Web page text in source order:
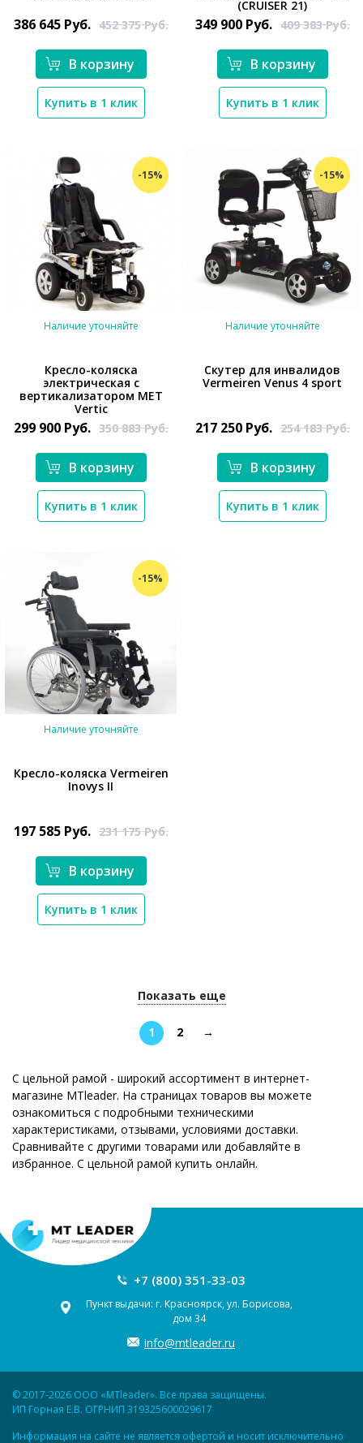
386 645 Руб. 452 375Руб.
В корзину
Купить в 1 клик
(CRUISER 21)
349 900 Руб. 409 383Руб.
В корзину
Купить в 1 клик
-15%
*}
Наличие уточняйте
Кресло-коляска
электрическая с
вертикализатором MET
Vertic
299 900 Руб. 350 883Руб.
В корзину
Купить в 1 клик
-15%
Наличие уточняйте
Скутер для инвалидов
Vermeiren Venus 4 sport
217 250 Руб. 254 183Руб.
В корзину
Купить в 1 клик
-15%
Наличие уточняйте
Кресло-коляска Vermeiren
Inovys II
197 585 Руб. 231 175Руб.
В корзину
Купить в 1 клик
Показать еще
1 2 →
С цельной рамой - широкий ассортимент в интернет-
магазине MTleader. На страницах товаров вы можете
ознакомиться с подробными техническими
характеристиками, отзывами, условиями доставки.
Сравнивайте с другими товарами или добавляйте в
избранное. С цельной рамой купить онлайн.
+7 (800) 351-33-03
Пункт выдачи: г. Красноярск, ул. Борисова,
дом 34
info@mtleader.ru
© 2017-2026 ООО «MTleader». Все права защищены.
ИП Горная Е.В. ОГРНИП 319325600029617
Информация на сайте не является офертой и носит исключительно